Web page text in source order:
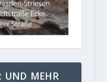
UND MEHR